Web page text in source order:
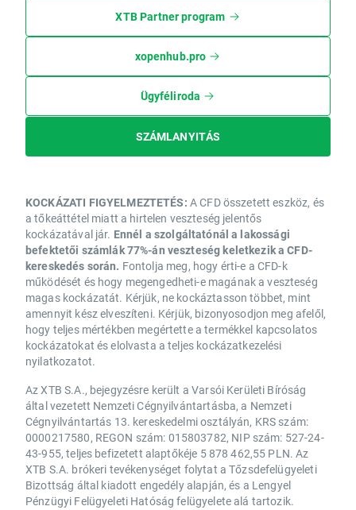
XTB Partner program
xopenhub.pro
Ügyféliroda
SZÁMLANYITÁS
KOCKÁZATI FIGYELMEZTETÉS: A CFD összetett eszköz, és
a tőkeáttétel miatt a hirtelen veszteség jelentős
kockázatával jár. Ennél a szolgáltatónál a lakossági
befektetői számlák 77%-án veszteség keletkezik a CFD-
kereskedés során. Fontolja meg, hogy érti-e a CFD-k
működését és hogy megengedheti-e magának a veszteség
magas kockázatát. Kérjük, ne kockáztasson többet, mint
amennyit kész elveszíteni. Kérjük, bizonyosodjon meg afelől,
hogy teljes mértékben megértette a termékkel kapcsolatos
kockázatokat és elolvasta a teljes kockázatkezelési
nyilatkozatot.
Az XTB S.A., bejegyzésre került a Varsói Kerületi Bíróság
által vezetett Nemzeti Cégnyilvántartásba, a Nemzeti
Cégnyilvántartás 13. kereskedelmi osztályán, KRS szám:
0000217580, REGON szám: 015803782, NIP szám: 527-24-
43-955, teljes befizetett alaptőkéje 5 878 462,55 PLN. Az
XTB S.A. brókeri tevékenységet folytat a Tőzsdefelügyeleti
Bizottság által kiadott engedély alapján, és a Lengyel
Pénzügyi Felügyeleti Hatóság felügyelete alá tartozik.